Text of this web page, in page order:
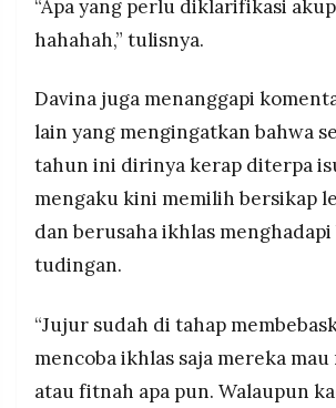
“Apa yang perlu diklarifikasi
hahahah,” tulisnya.
Davina juga menanggapi
lain yang mengingatkan bahwa
tahun ini dirinya kerap diterpa
mengaku kini memilih bersikap
dan berusaha ikhlas
tudingan.
“Jujur sudah di tahap
mencoba ikhlas saja mereka mau
atau fitnah apa pun. Walaupun